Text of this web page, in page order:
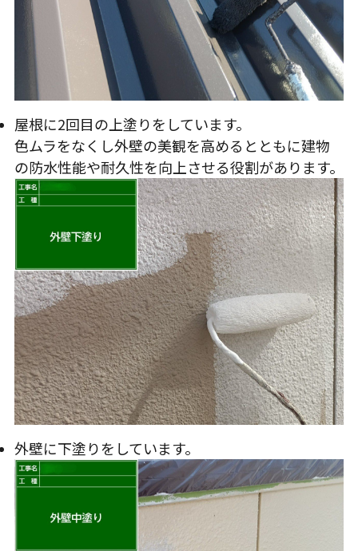
屋根に2回目の上塗りをしています。
色ムラをなくし外壁の美観を高めるとともに建物
の防水性能や耐久性を向上させる役割があります。
外壁に下塗りをしています。